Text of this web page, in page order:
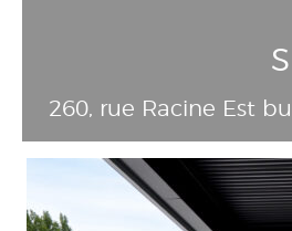
260, rue Racine Est